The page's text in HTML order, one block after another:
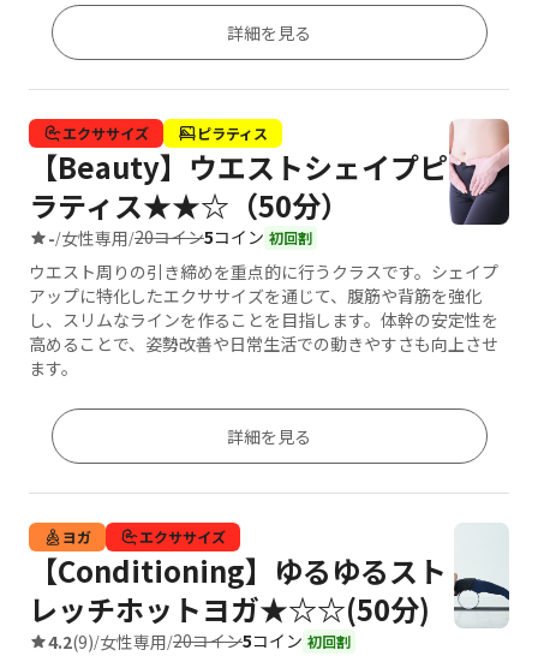
詳細を見る
エクササイズ ピラティス
【Beauty】ウエストシェイプピ
ラティス★★☆（50分）
-/女性専用/20コイン5コイン 初回割
ウエスト周りの引き締めを重点的に行うクラスです。シェイプ
アップに特化したエクササイズを通じて、腹筋や背筋を強化
し、スリムなラインを作ることを目指します。体幹の安定性を
高めることで、姿勢改善や日常生活での動きやすさも向上させ
ます。
詳細を見る
ヨガ エクササイズ
【Conditioning】ゆるゆるスト
レッチホットヨガ★☆☆(50分)
4.2(9)/女性専用/20コイン5コイン 初回割